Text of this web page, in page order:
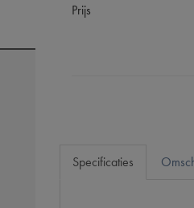
Prijs
Specificaties